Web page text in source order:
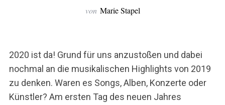
von Marie Stapel
2020 ist da! Grund für uns anzustoßen und dabei
nochmal an die musikalischen Highlights von 2019
zu denken. Waren es Songs, Alben, Konzerte oder
Künstler? Am ersten Tag des neuen Jahres